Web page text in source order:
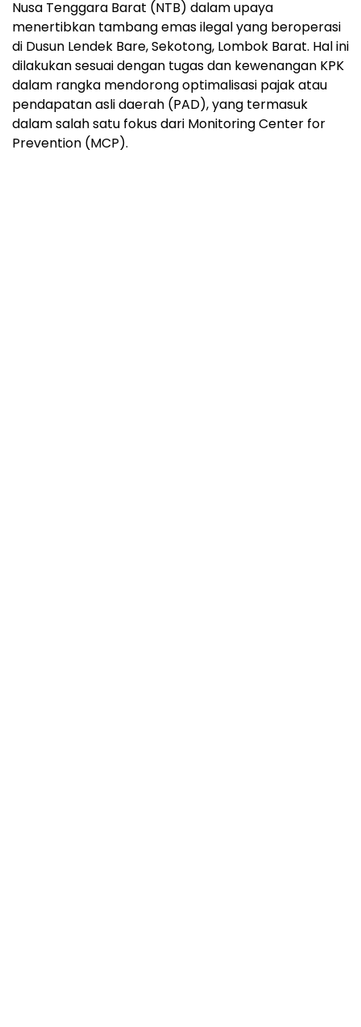
Nusa Tenggara Barat (NTB) dalam upaya
menertibkan tambang emas ilegal yang beroperasi
di Dusun Lendek Bare, Sekotong, Lombok Barat. Hal ini
dilakukan sesuai dengan tugas dan kewenangan KPK
dalam rangka mendorong optimalisasi pajak atau
pendapatan asli daerah (PAD), yang termasuk
dalam salah satu fokus dari Monitoring Center for
Prevention (MCP).